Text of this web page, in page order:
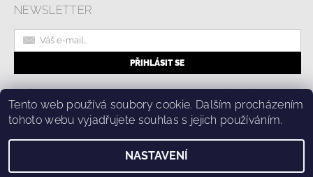
NEWSLETTER
|
| Ochrana osobních údajů a cookies
2026 © Fashion Center, všechna práva vyhrazena
Tento web používá soubory cookie. Dalším procházením
tohoto webu vyjadřujete souhlas s jejich používáním.
NASTAVENÍ